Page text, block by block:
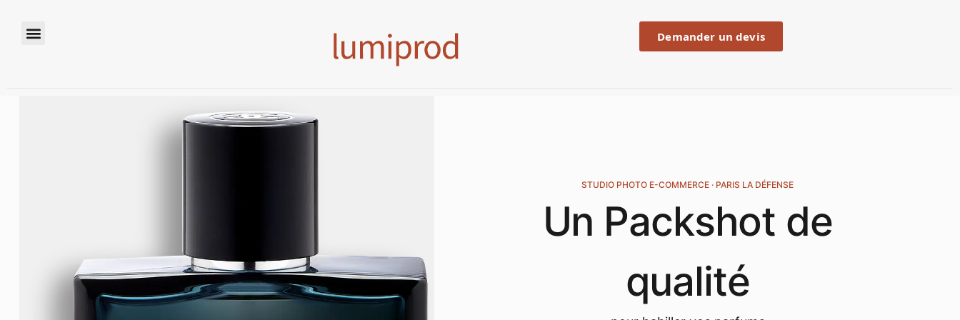
Demander un devis
STUDIO PHOTO E-COMMERCE · PARIS LA DÉFENSE
Un Packshot de
qualité